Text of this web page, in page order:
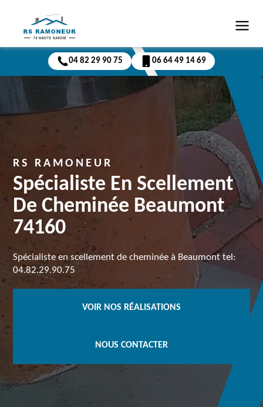
04 82 29 90 75 06 64 49 14 69
RS RAMONEUR
Spécialiste En Scellement
De Cheminée Beaumont
74160
Spécialiste en scellement de cheminée à Beaumont tel:
04.82.29.90.75
VOIR NOS RÉALISATIONS
NOUS CONTACTER